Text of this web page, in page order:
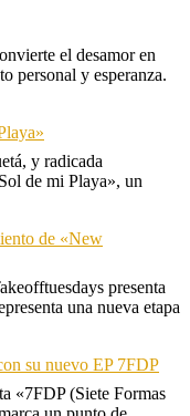
el desamor en
personal y esperanza.
y radicada
de mi Playa», un
de «New
presenta
una nueva etapa
su nuevo EP 7FDP
«7FDP (Siete Formas